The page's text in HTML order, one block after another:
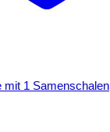
mit 1 Samenschalen